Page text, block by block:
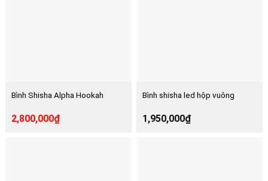
Bình Shisha Alpha Hookah
2,800,000₫
Bình shisha led hộp vuông
1,950,000₫